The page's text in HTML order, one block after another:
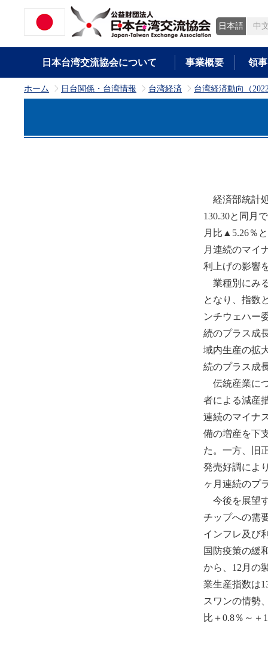
日本語 中
日本台湾交流協会について 事業概要 領
ホーム >
日台関係・台湾情報 >
台湾経済 >
台湾経済動向（
経済部統計
130.30と同月
月比▲5.26％
月連続のマイ
利上げの影響
業種別にみ
となり、指数
ンチウェハー
続のプラス成
域内生産の拡
続のプラス成
伝統産業に
者による減産
連続のマイナ
備の増産を下
た。一方、旧
発売好調によ
ヶ月連続のプ
今後を展望
チップへの需
インフレ及び
国防疫策の緩
から、12月の
業生産指数は
スワンの情勢
比＋0.8％～